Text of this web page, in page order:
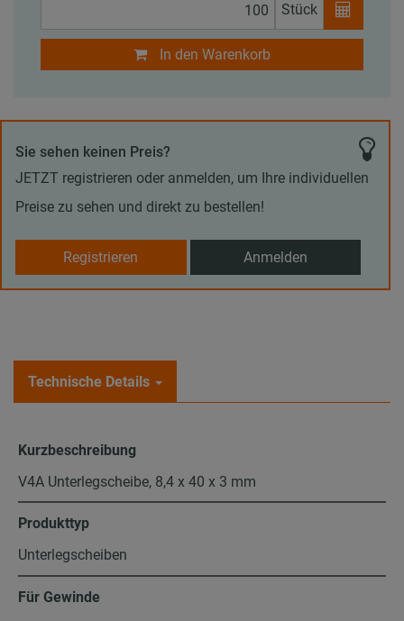
Stück
In den Warenkorb
Sie sehen keinen Preis?
JETZT registrieren oder anmelden, um Ihre individuellen
Preise zu sehen und direkt zu bestellen!
Registrieren Anmelden
Technische Details
Kurzbeschreibung
V4A Unterlegscheibe, 8,4 x 40 x 3 mm
Produkttyp
Unterlegscheiben
Für Gewinde